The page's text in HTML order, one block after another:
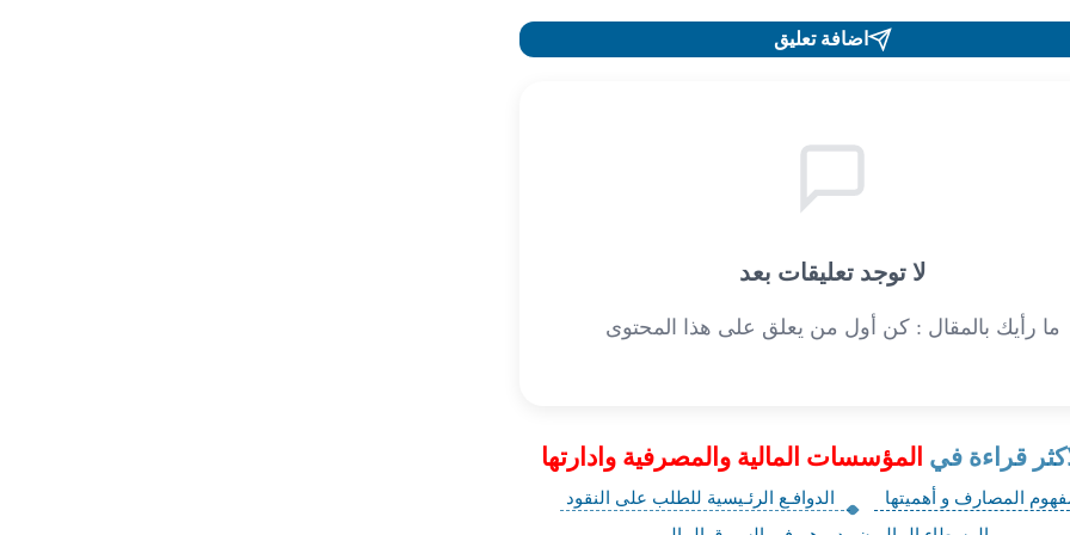
اضافة تعليق
لا توجد تعليقات بعد
ما رأيك بالمقال : كن أول من يعلق على هذا المحتوى
قراءة في المؤسسات المالية والمصرفية وادارتها
المصارف و أهميتها
الدوافـع الرئـيسية للطلب على النقود